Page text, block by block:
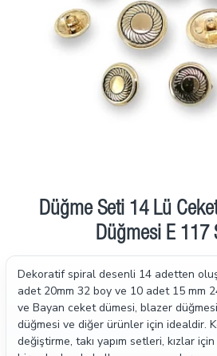
Düğme Seti 14 Lü
Düğmesi E 117
Dekoratif spiral desenli 14 adetten
adet 20mm 32 boy ve 10 adet 15 mm
ve Bayan ceket dümesi, blazer
düğmesi ve diğer ürünler için idealdir.
değiştirme, takı yapım setleri, kızlar